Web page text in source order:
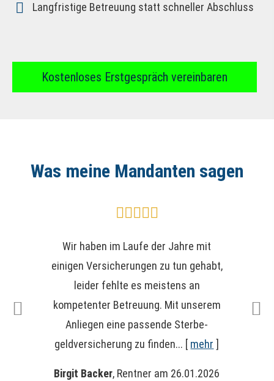
Langfristige Betreuung statt schneller Abschluss
Kostenloses Erstgespräch vereinbaren
Was meine Mandanten sagen
Wir haben im Laufe der Jahre mit
einigen Versicherungen zu tun gehabt,
leider fehlte es meistens an
kompetenter Betreuung. Mit unserem
Anliegen eine passende Ster­be­
geldversicherung zu finden... [ mehr ]
Birgit Backer, Rentner am 26.01.2026